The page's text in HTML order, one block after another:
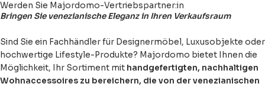
Werden Sie Majordomo-Vertriebspartner:in
Bringen Sie venezianische Eleganz in Ihren Verkaufsraum
Sind Sie ein Fachhändler für Designermöbel, Luxusobjekte oder
hochwertige Lifestyle-Produkte? Majordomo bietet Ihnen die
Möglichkeit, Ihr Sortiment mit handgefertigten, nachhaltigen
Wohnaccessoires zu bereichern, die von der venezianischen